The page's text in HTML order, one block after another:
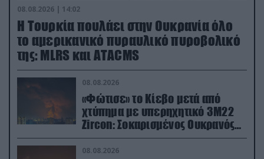
08.08.2026 | 14:02
Η Τουρκία πουλάει στην Ουκρανία όλο
το αμερικανικό πυραυλικό πυροβολικό
της: MLRS και ΑΤΑCMS
08.08.2026
«Φώτισε» το Κίεβο μετά από
χτύπημα με υπερηχητικό 3M22
Zircon: Σοκαρισμένος Ουκρανός
κατέγραψε τη στιγμή (βίντεο)
08.08.2026